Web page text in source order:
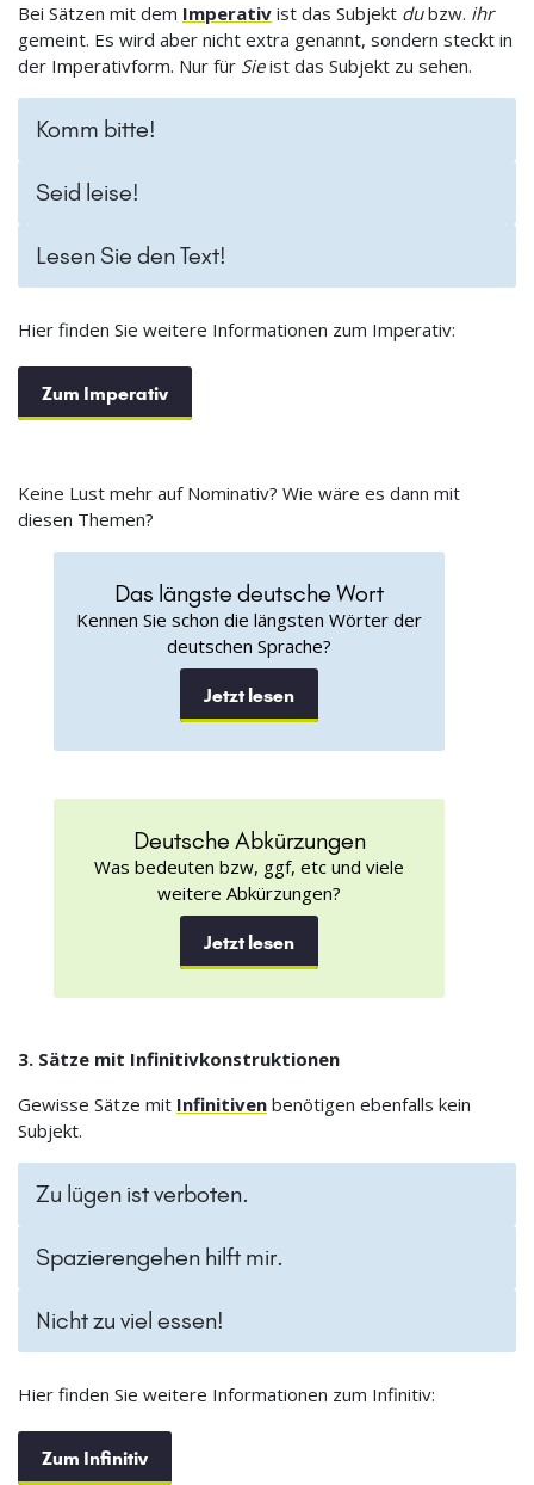
Bei Sätzen mit dem Imperativ ist das Subjekt dubzw. ihr
gemeint. Es wird aber nicht extra genannt, sondern steckt in
der Imperativform. Nur für Sieist das Subjekt zu sehen.
Komm bitte!
Seid leise!
Lesen Sie den Text!
Hier finden Sie weitere Informationen zum Imperativ:
Zum Imperativ
Keine Lust mehr auf Nominativ? Wie wäre es dann mit
diesen Themen?
Das längste deutsche Wort
Kennen Sie schon die längsten Wörter der
deutschen Sprache?
Jetzt lesen
Deutsche Abkürzungen
Was bedeuten bzw, ggf, etc und viele
weitere Abkürzungen?
Jetzt lesen
3. Sätze mit Infinitivkonstruktionen
Gewisse Sätze mit Infinitiven benötigen ebenfalls kein
Subjekt.
Zu lügen ist verboten.
Spazierengehen hilft mir.
Nicht zu viel essen!
Hier finden Sie weitere Informationen zum Infinitiv:
Zum Infinitiv